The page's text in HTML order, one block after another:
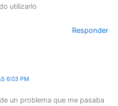
utilizarlo
Responder
6:03 PM
un problema que me pasaba